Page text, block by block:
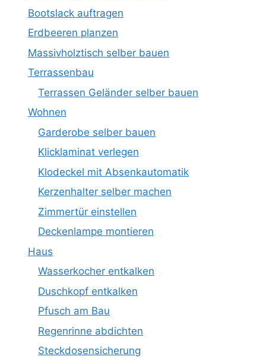
Bootslack auftragen
Erdbeeren planzen
Massivholztisch selber bauen
Terrassenbau
Terrassen Geländer selber bauen
Wohnen
Garderobe selber bauen
Klicklaminat verlegen
Klodeckel mit Absenkautomatik
Kerzenhalter selber machen
Zimmertür einstellen
Deckenlampe montieren
Haus
Wasserkocher entkalken
Duschkopf entkalken
Pfusch am Bau
Regenrinne abdichten
Steckdosensicherung